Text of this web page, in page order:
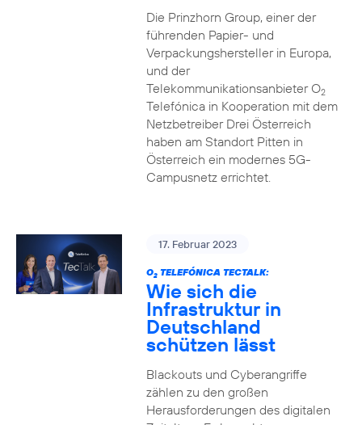
Die Prinzhorn Group, einer der
führenden Papier- und
Verpackungshersteller in Europa,
und der
Telekommunikationsanbieter O2
Telefónica in Kooperation mit dem
Netzbetreiber Drei Österreich
haben am Standort Pitten in
Österreich ein modernes 5G-
Campusnetz errichtet.
17. Februar 2023
O2TELEFÓNICA TECTALK:
Wie sich die
Infrastruktur in
Deutschland
schützen lässt
Blackouts und Cyberangriffe
zählen zu den großen
Herausforderungen des digitalen